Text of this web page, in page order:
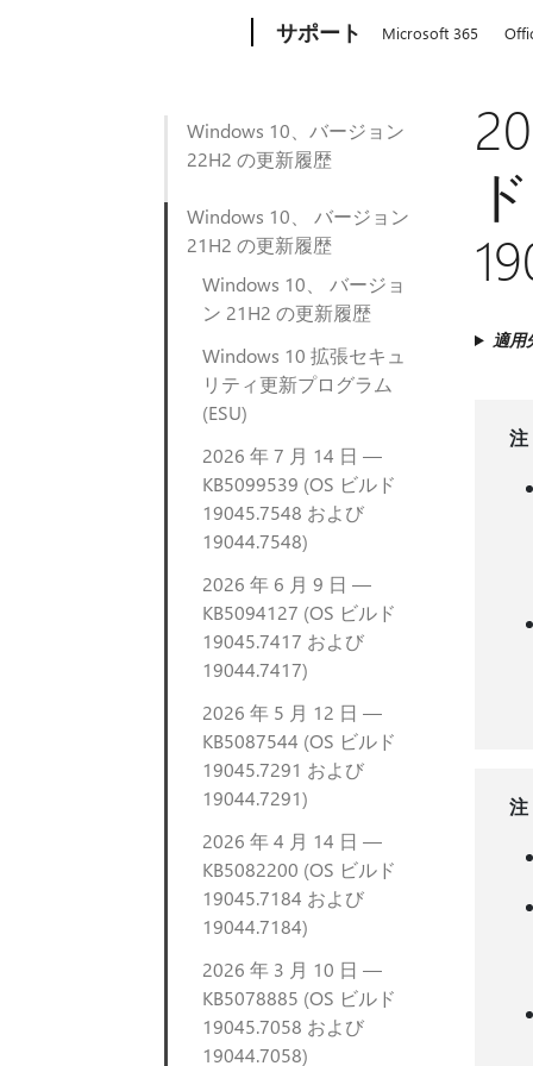
サポート Microsoft 365
Windows 10、バージョン
22H2 の更新履歴
Windows 10、 バージョン
21H2 の更新履歴
Windows 10、 バージョ
ン 21H2 の更新履歴
Windows 10 拡張セキュ
リティ更新プログラム
(ESU)
2026 年 7 月 14 日 —
KB5099539 (OS ビルド
19045.7548 および
19044.7548)
2026 年 6 月 9 日 —
KB5094127 (OS ビルド
19045.7417 および
19044.7417)
2026 年 5 月 12 日 —
KB5087544 (OS ビルド
19045.7291 および
19044.7291)
2026 年 4 月 14 日 —
KB5082200 (OS ビルド
19045.7184 および
19044.7184)
2026 年 3 月 10 日 —
KB5078885 (OS ビルド
19045.7058 および
19044.7058)
適用
注
注